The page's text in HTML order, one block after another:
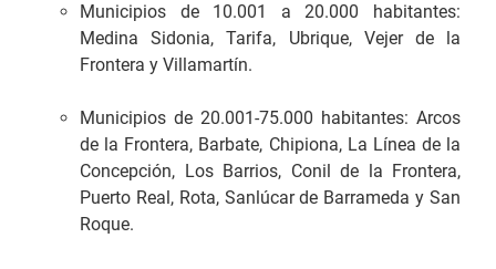
Municipios de 10.001 a 20.000 habitantes:
Medina Sidonia, Tarifa, Ubrique, Vejer de la
Frontera y Villamartín.
Municipios de 20.001-75.000 habitantes: Arcos
de la Frontera, Barbate, Chipiona, La Línea de la
Concepción, Los Barrios, Conil de la Frontera,
Puerto Real, Rota, Sanlúcar de Barrameda y San
Roque.